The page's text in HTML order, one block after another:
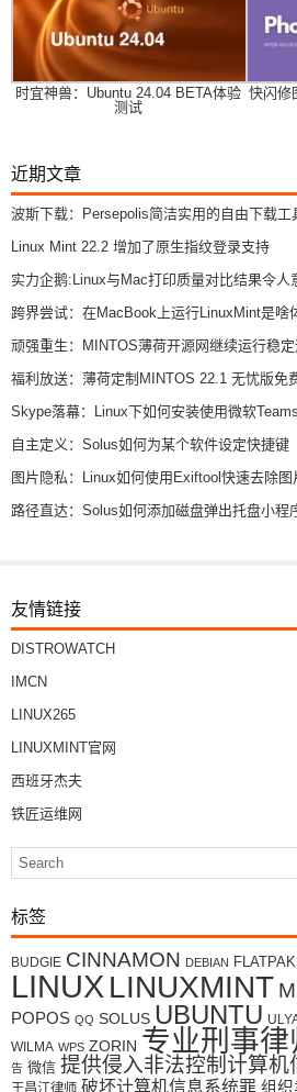
时宜神兽：Ubuntu 24.04 BETA体验
测试
快闪修
近期文章
波斯下载：Persepolis简洁实用的自由下载工
Linux Mint 22.2 增加了原生指纹登录支持
实力企鹅:Linux与Mac打印质量对比结果令人
跨界尝试：在MacBook上运行LinuxMint是啥
顽强重生：MINTOS薄荷开源网继续运行稳
福利放送：薄荷定制MINTOS 22.1 无忧版免
Skype落幕：Linux下如何安装使用微软Teams
自主定义：Solus如何为某个软件设定快捷键
图片隐私：Linux如何使用Exiftool快速去除图
路径直达：Solus如何添加磁盘弹出托盘小程
友情链接
DISTROWATCH
IMCN
LINUX265
LINUXMINT官网
西班牙杰夫
铁匠运维网
标签
BUDGIE CINNAMON DEBIAN FLATPAK
LINUX LINUXMINT
POPOS QQ SOLUS UBUNTU
WILMA WPS ZORIN 专业刑事律
告 微信 提供侵入非法控制计算机
王昌江律师 破坏计算机信息系统罪 组织